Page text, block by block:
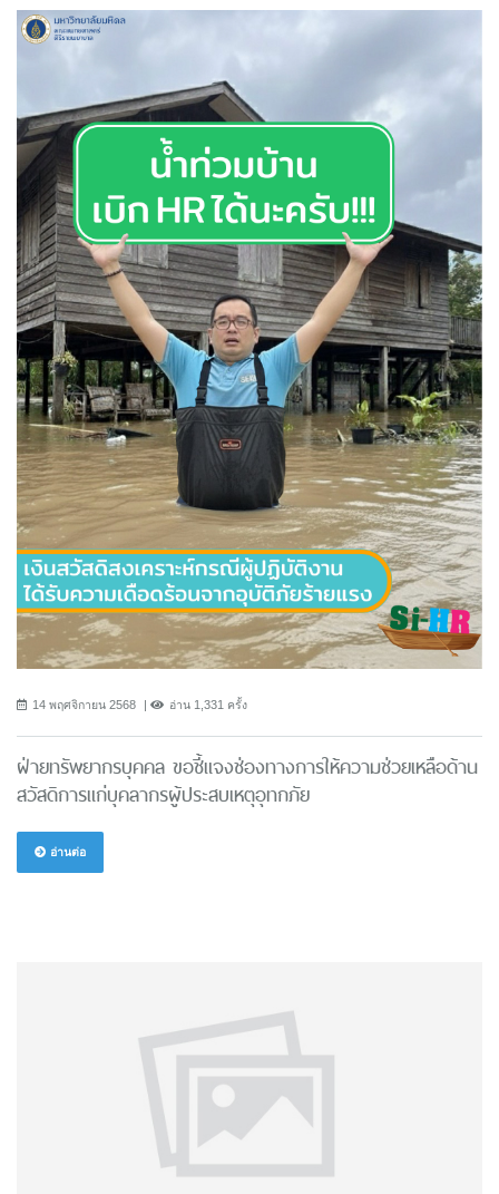
14 พฤศจิกายน 2568 อ่าน 1,331 ครั้ง
ฝ่ายทรัพยากรบุคคล ขอชี้แจงช่องทางการให้ความช่วยเหลือด้าน
สวัสดิการแก่บุคลากรผู้ประสบเหตุอุทกภัย
อ่านต่อ